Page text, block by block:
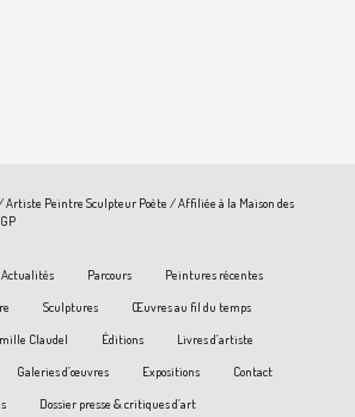
Peintre Sculpteur Poète / Affiliée à la Maison des
Actualités Parcours
Peintures récentes
Sculptures
Œuvres au fil du temps
Claudel
Éditions
Livres d’artiste
Galeries d’œuvres Expositions
Contact
Dossier presse & critiques d’art